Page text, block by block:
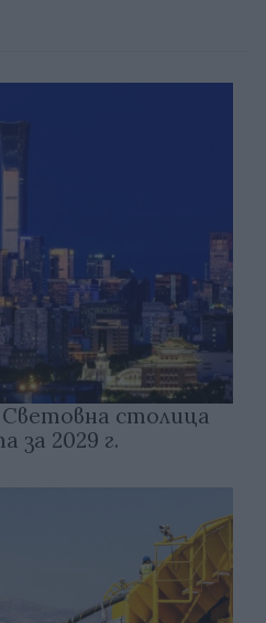
Световна столица
за 2029 г.